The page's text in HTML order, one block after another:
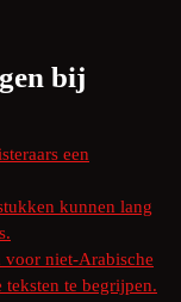
bij
een
kunnen lang
voor niet-Arabische
teksten te begrijpen.